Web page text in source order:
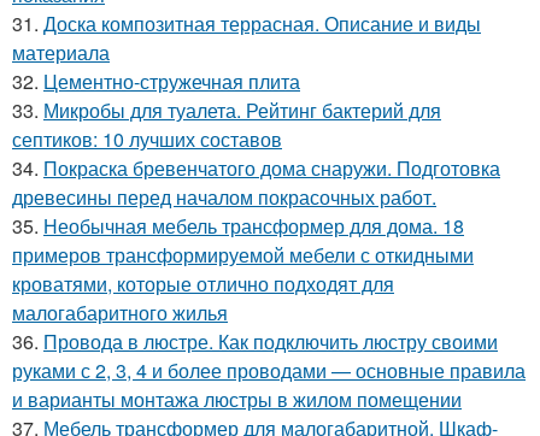
31. Доска композитная террасная. Описание и виды
материала
32. Цементно-стружечная плита
33. Микробы для туалета. Рейтинг бактерий для
септиков: 10 лучших составов
34. Покраска бревенчатого дома снаружи. Подготовка
древесины перед началом покрасочных работ.
35. Необычная мебель трансформер для дома. 18
примеров трансформируемой мебели с откидными
кроватями, которые отлично подходят для
малогабаритного жилья
36. Провода в люстре. Как подключить люстру своими
руками с 2, 3, 4 и более проводами — основные правила
и варианты монтажа люстры в жилом помещении
37. Мебель трансформер для малогабаритной. Шкаф-